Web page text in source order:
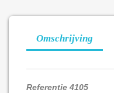
Omschrijving
Referentie 4105